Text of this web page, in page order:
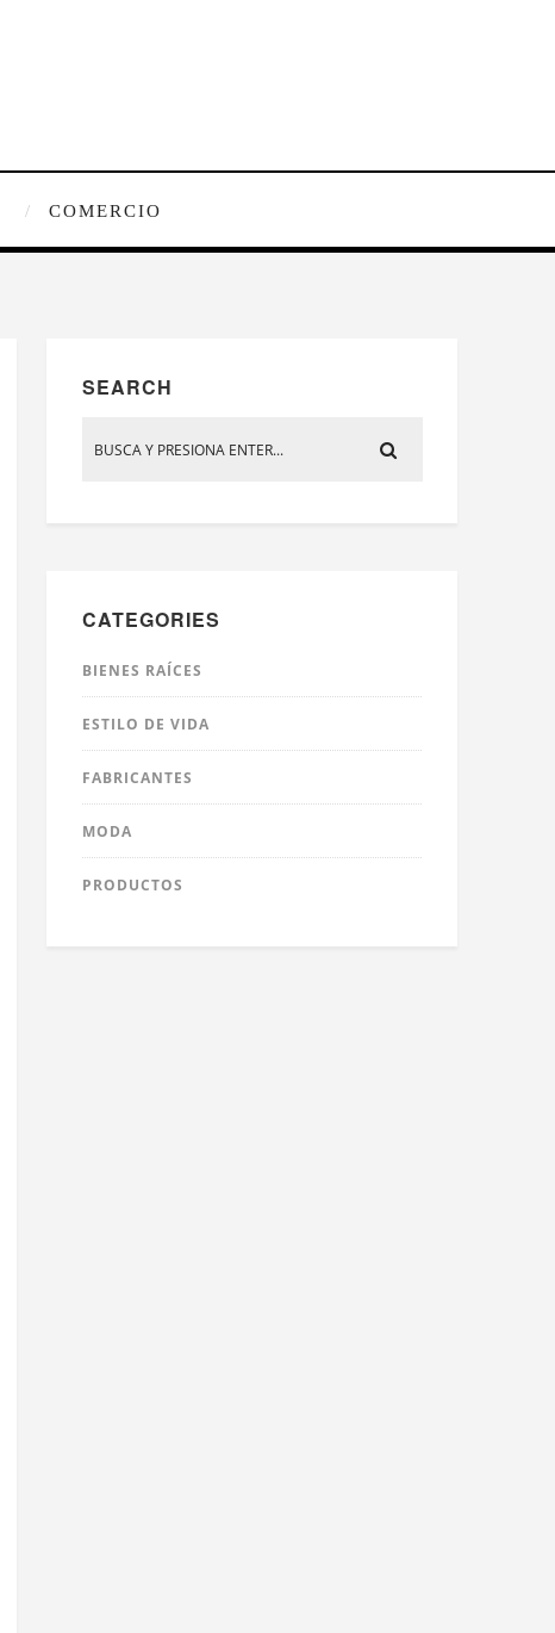
COMERCIO
SEARCH
CATEGORIES
BIENES RAÍCES
ESTILO DE VIDA
FABRICANTES
MODA
PRODUCTOS